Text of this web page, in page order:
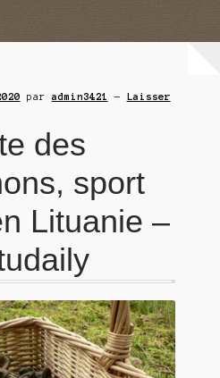
paradmin3421 — Laisser
des
sport
Lituanie –